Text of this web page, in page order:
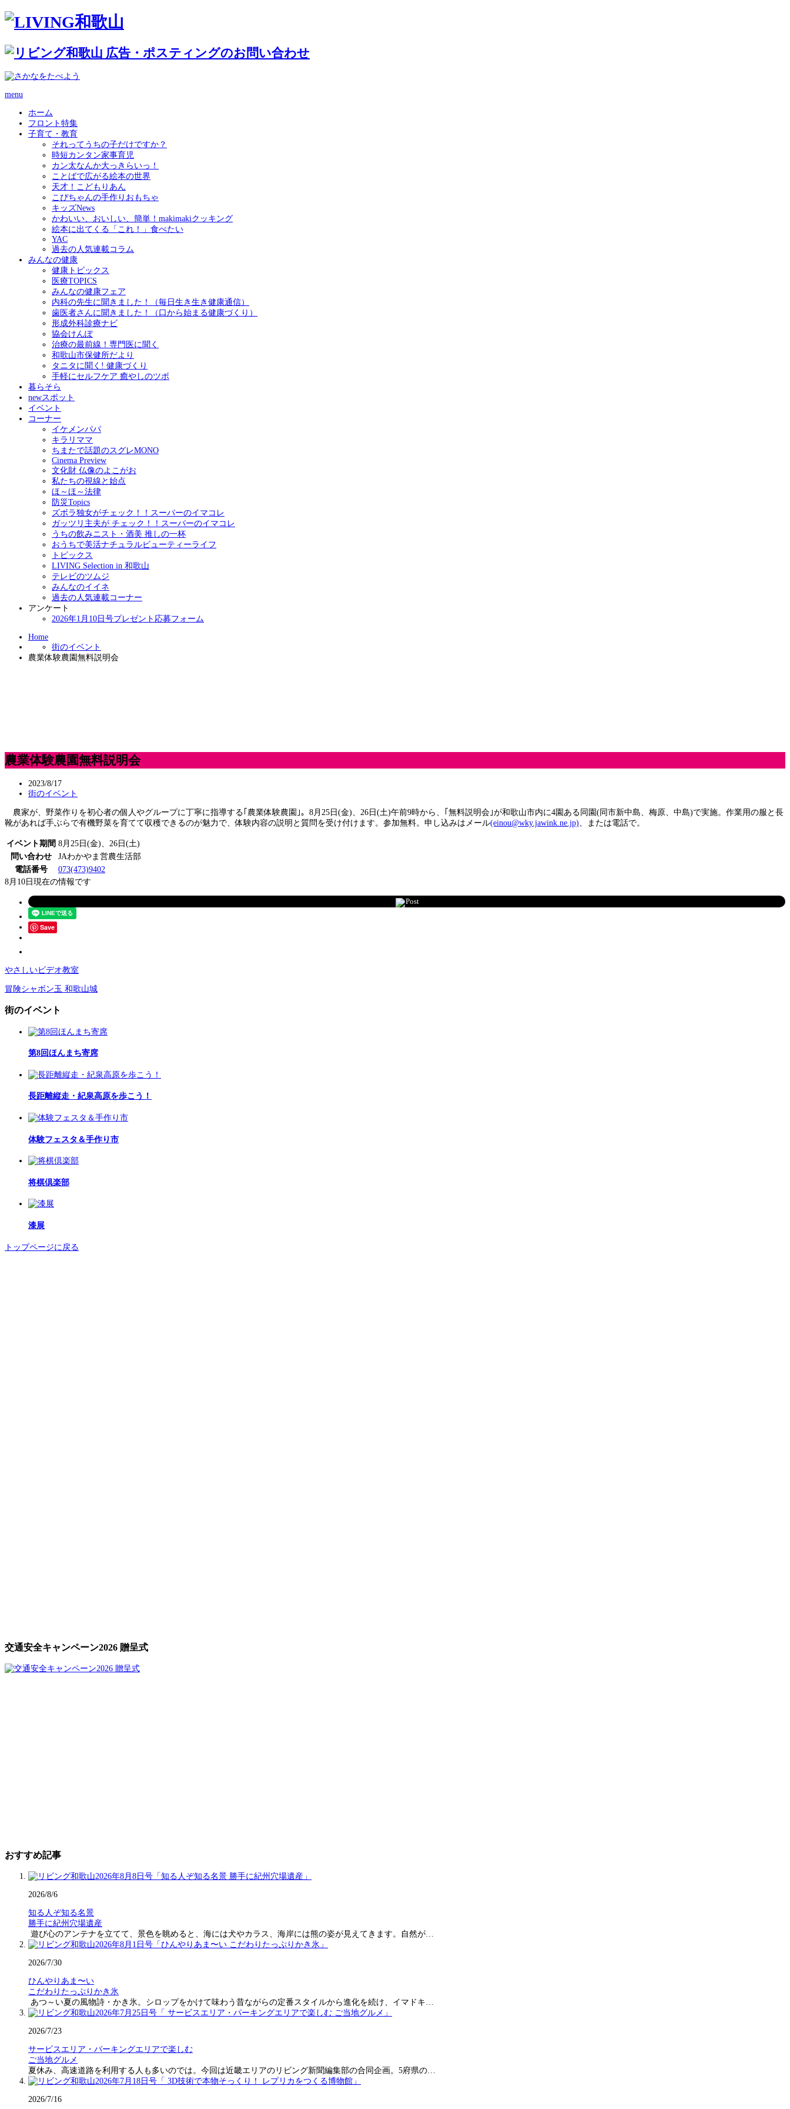
menu
ホーム
フロント特集
子育て・教育
それってうちの子だけですか？
時短カンタン家事育児
カン太なんか大っきらいっ！
ことばで広がる絵本の世界
天才！こどもりあん
こぴちゃんの手作りおもちゃ
キッズNews
かわいい、おいしい、簡単！makimakiクッキング
絵本に出てくる「これ！」食べたい
YAC
過去の人気連載コラム
みんなの健康
健康トピックス
医療TOPICS
みんなの健康フェア
内科の先生に聞きました！（毎日生き生き健康通信）
歯医者さんに聞きました！（口から始まる健康づくり）
形成外科診療ナビ
協会けんぽ
治療の最前線！専門医に聞く
和歌山市保健所だより
タニタに聞く! 健康づくり
手軽にセルフケア 癒やしのツボ
暮らそら
newスポット
イベント
コーナー
イケメンパパ
キラリママ
ちまたで話題のスグレMONO
Cinema Preview
文化財 仏像のよこがお
私たちの視線と始点
ほ～ほ～法律
防災Topics
ズボラ独女がチェック！！スーパーのイマコレ
ガッツリ主夫が チェック！！スーパーのイマコレ
うちの飲みニスト・酒美 推しの一杯
おうちで美活ナチュラルビューティーライフ
トピックス
LIVING Selection in 和歌山
テレビのツムジ
みんなのイイネ
過去の人気連載コーナー
アンケート
2026年1月10日号プレゼント応募フォーム
Home
街のイベント
農業体験農園無料説明会
農業体験農園無料説明会
2023/8/17
街のイベント
農家が、野菜作りを初心者の個人やグループに丁寧に指導する｢農業体験農園｣。8月25日(金)、26日(土)午前9時から、｢無料説明会｣が和歌山市内に4園ある同園(同市新中島、梅原、中島)で実施。作業用の服と長
靴があれば手ぶらで有機野菜を育てて収穫できるのが魅力で、体験内容の説明と質問を受け付けます。参加無料。申し込みはメール(einou@wky.jawink.ne.jp) 、または電話で。
イベント期間 8月25日(金)、26日(土)
問い合わせ
JAわかやま営農生活部
電話番号
073(473)9402
8月10日現在の情報です
Post
Save
やさしいビデオ教室
冒険シャボン玉 和歌山城
街のイベント
第8回ほんまち寄席
長距離縦走・紀泉高原を歩こう！
体験フェスタ＆手作り市
将棋倶楽部
漆展
トップページに戻る
交通安全キャンペーン2026 贈呈式
おすすめ記事
2026/8/6
知る人ぞ知る名景
勝手に紀州穴場遺産
遊び心のアンテナを立てて、景色を眺めると、海には犬やカラス、海岸には熊の姿が見えてきます。自然が…
2026/7/30
ひんやりあま〜い
こだわりたっぷりかき氷
あつ～い夏の風物詩・かき氷。シロップをかけて味わう昔ながらの定番スタイルから進化を続け、イマドキ…
2026/7/23
サービスエリア・パーキングエリアで楽しむ
ご当地グルメ
夏休み、高速道路を利用する人も多いのでは。今回は近畿エリアのリビング新聞編集部の合同企画。5府県の…
2026/7/16